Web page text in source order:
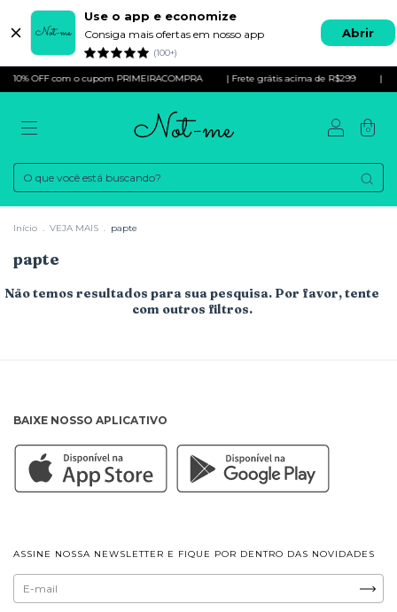
Use o app e economize
Consiga mais ofertas em nosso app
(100+)
Abrir
10% OFF com o cupom PRIMEIRACOMPRA | Frete grátis acima de R$299
0
Início . VEJA MAIS . papte
papte
Não temos resultados para sua pesquisa. Por favor, tente
com outros filtros.
BAIXE NOSSO APLICATIVO
ASSINE NOSSA NEWSLETTER E FIQUE POR DENTRO DAS NOVIDADES